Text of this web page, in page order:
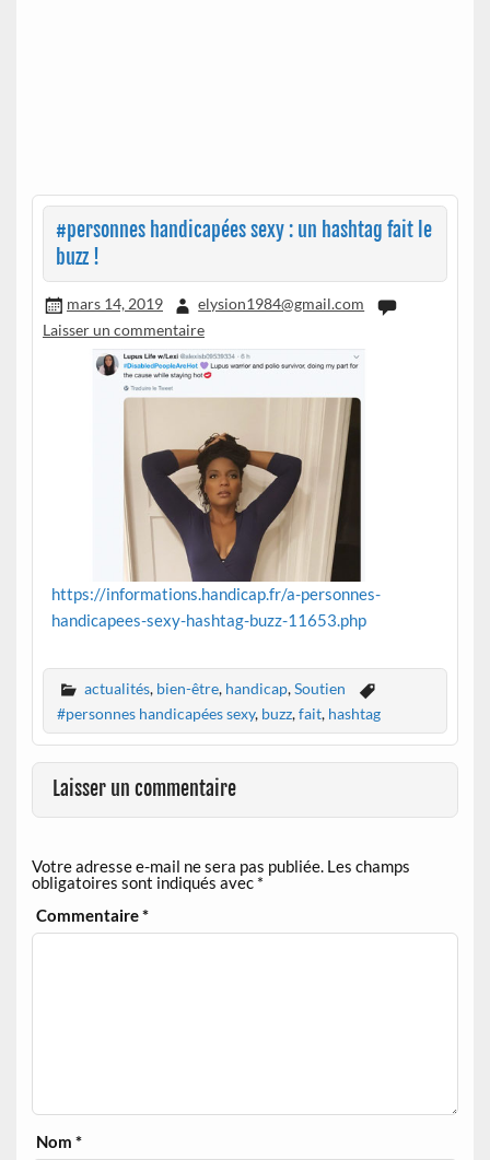
#personnes handicapées sexy : un hashtag fait le
buzz !
mars 14, 2019
elysion1984@gmail.com
Laisser un commentaire
https://informations.handicap.fr/a-personnes-
handicapees-sexy-hashtag-buzz-11653.php
actualités, bien-être, handicap,Soutien
#personnes handicapées sexy, buzz,fait, hashtag
Laisser un commentaire
Votre adresse e-mail ne sera pas publiée. Les champs
obligatoires sont indiqués avec *
Commentaire*
Nom*